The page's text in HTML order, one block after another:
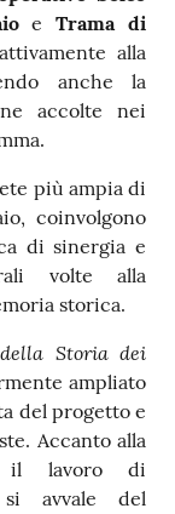
eTrama di
alla
anche la
accolte nei
più ampia di
coinvolgono
di sinergia e
volte alla
storica.
Storia dei
ampliato
del progetto e
Accanto alla
il lavoro di
si avvale del